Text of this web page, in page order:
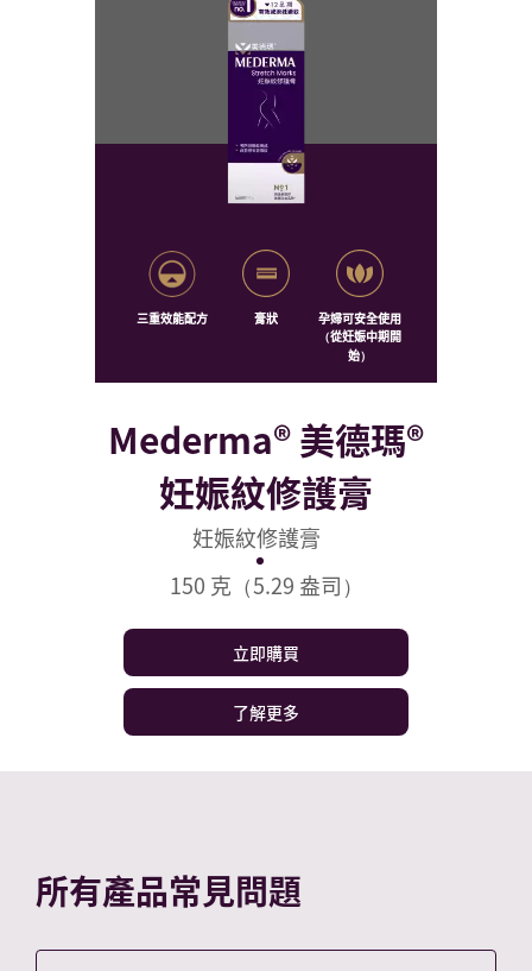
三重效能配方 膏狀
孕婦可安全使用
（從妊娠中期開
始）
Mederma® 美德瑪®
妊娠紋修護膏
妊娠紋修護膏
150 克（5.29 盎司）
立即購買
了解更多
所有產品常見問題